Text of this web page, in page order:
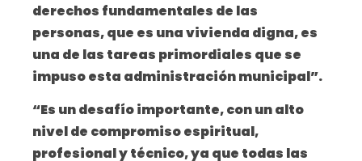
derechos fundamentales de las
personas, que es una vivienda digna, es
una de las tareas primordiales que se
impuso esta administración municipal”.
“Es un desafío importante, con un alto
nivel de compromiso espiritual,
profesional y técnico, ya que todas las